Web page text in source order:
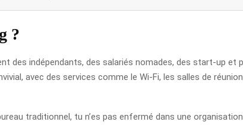
?
des indépendants, des salariés nomades, des start-up
avec des services comme le Wi-Fi, les salles de
traditionnel, tu n’es pas enfermé dans une